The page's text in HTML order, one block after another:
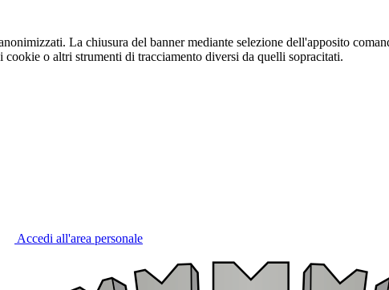
La chiusura del banner mediante selezione dell'apposito
cookie o altri strumenti di tracciamento diversi da quelli sopracitati.
Accedi all'area personale